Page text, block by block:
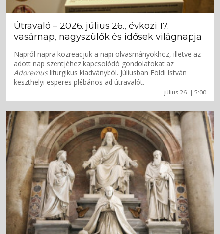
július 26. | 5:00
Útravaló – 2026. július 26., évközi 17.
vasárnap, nagyszülők és idősek világnapja
Napról napra közreadjuk a napi olvasmányokhoz, illetve az
adott nap szentjéhez kapcsolódó gondolatokat az
Adoremusliturgikus kiadványból. Júliusban Földi István
keszthelyi esperes plébános ad útravalót.